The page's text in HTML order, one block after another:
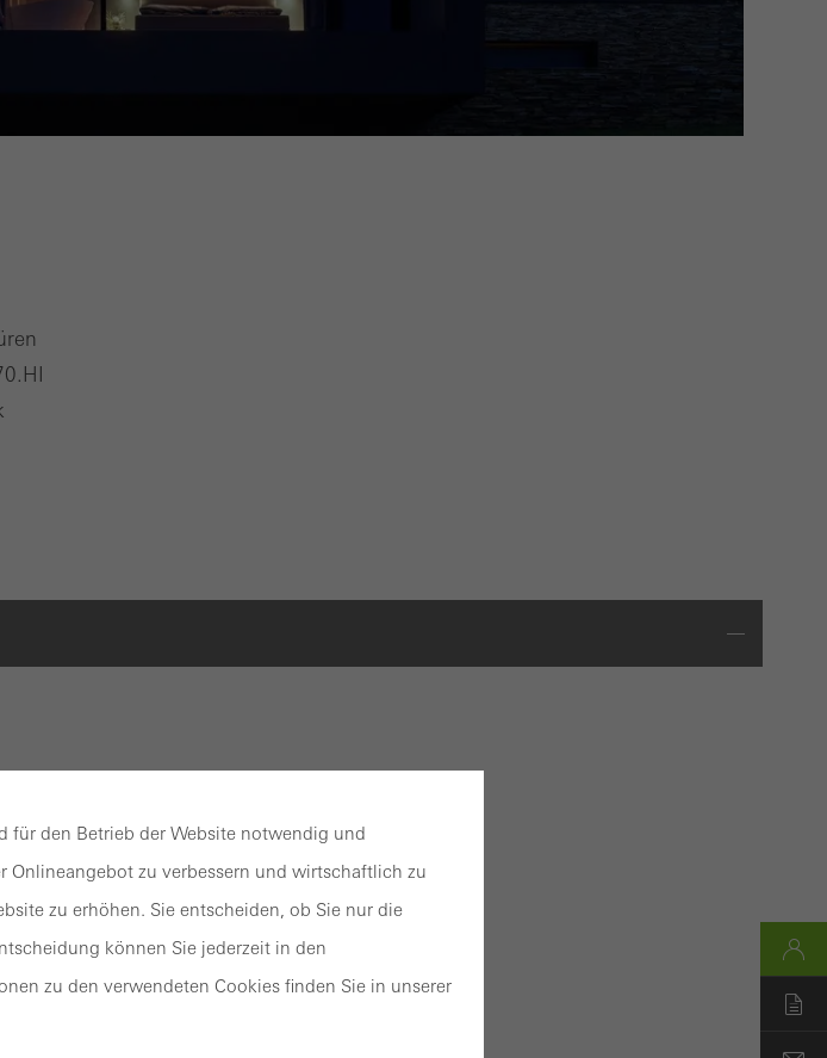
mm Ansichtsbreite – Basis für
Basissystem für Fassaden und
Gestaltungsoptionen –
Dank eines breitgefächerten
Anforderungen und
fügt sich nahtlos und filigran in
für den Betrieb der Website notwendig und
Onlineangebot zu verbessern und wirtschaftlich zu
zu erhöhen. Sie entscheiden, ob Sie nur die
können Sie jederzeit in den
zu den verwendeten Cookies finden Sie in unserer